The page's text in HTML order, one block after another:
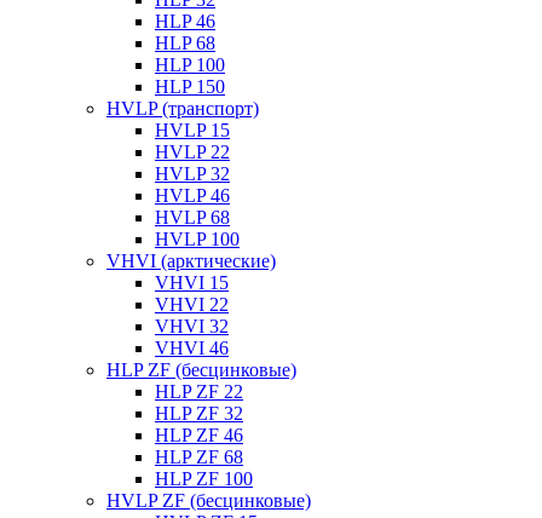
HLP 46
HLP 68
HLP 100
HLP 150
HVLP (транспорт)
HVLP 15
HVLP 22
HVLP 32
HVLP 46
HVLP 68
HVLP 100
VHVI (арктические)
VHVI 15
VHVI 22
VHVI 32
VHVI 46
HLP ZF (бесцинковые)
HLP ZF 22
HLP ZF 32
HLP ZF 46
HLP ZF 68
HLP ZF 100
HVLP ZF (бесцинковые)